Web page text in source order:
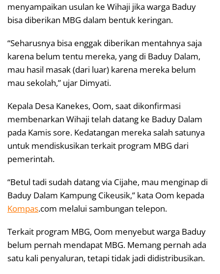
menyampaikan usulan ke Wihaji jika warga Baduy
bisa diberikan MBG dalam bentuk keringan.
“Seharusnya bisa enggak diberikan mentahnya saja
karena belum tentu mereka, yang di Baduy Dalam,
mau hasil masak (dari luar) karena mereka belum
mau sekolah,” ujar Dimyati.
Kepala Desa Kanekes, Oom, saat dikonfirmasi
membenarkan Wihaji telah datang ke Baduy Dalam
pada Kamis sore. Kedatangan mereka salah satunya
untuk mendiskusikan terkait program MBG dari
pemerintah.
“Betul tadi sudah datang via Cijahe, mau menginap di
Baduy Dalam Kampung Cikeusik,” kata Oom kepada
Kompas.com melalui sambungan telepon.
Terkait program MBG, Oom menyebut warga Baduy
belum pernah mendapat MBG. Memang pernah ada
satu kali penyaluran, tetapi tidak jadi didistribusikan.